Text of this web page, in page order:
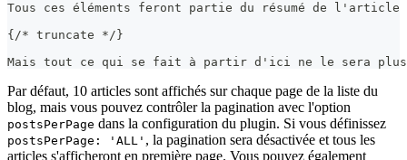
Tous ces éléments feront partie du résumé de l'article
{/* truncate */}
Mais tout ce qui se fait à partir d'ici ne le sera
Par défaut, 10 articles sont affichés sur chaque page de la liste du
blog, mais vous pouvez contrôler la pagination avec l'option
postsPerPage dans la configuration du plugin. Si vous définissez
postsPerPage: 'ALL' , la pagination sera désactivée et tous les
articles s'afficheront en première page. Vous pouvez également